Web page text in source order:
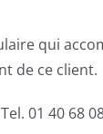
qui
de ce client.
01 40 68